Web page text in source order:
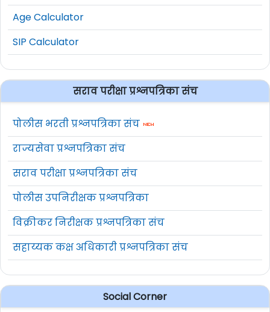
Age Calculator
SIP Calculator
सराव परीक्षा प्रश्नपत्रिका संच
पोलीस भरती प्रश्नपत्रिका संच
राज्यसेवा प्रश्नपत्रिका संच
सराव परीक्षा प्रश्नपत्रिका संच
पोलीस उपनिरीक्षक प्रश्नपत्रिका
विक्रीकर निरीक्षक प्रश्नपत्रिका संच
सहाय्यक कक्ष अधिकारी प्रश्नपत्रिका संच
Social Corner